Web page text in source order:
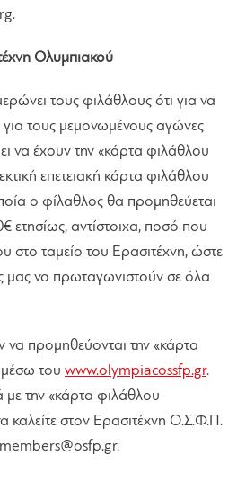
.
Ολυμπιακού
τους φιλάθλους ότι για να
για τους μεμονωμένους αγώνες
να έχουν την «κάρτα φιλάθλου
επετειακή κάρτα φιλάθλου
ο φίλαθλος θα προμηθεύεται
ετησίως, αντίστοιχα, ποσό που
στο ταμείο του Ερασιτέχνη, ώστε
μας να πρωταγωνιστούν σε όλα
προμηθεύονται την «κάρτα
του www.olympiacossfp.gr.
με την «κάρτα φιλάθλου
καλείτε στον Ερασιτέχνη Ο.Σ.Φ.Π.
members@osfp.gr.